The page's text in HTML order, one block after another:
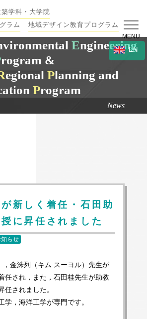
学科・大学院
ラム
地域デザイン教育プログラム
EN
MENU
Engineering
rogram &
egionalPlanning and
Program
News
新しく着任・石田助
に昇任されました
知らせ
，金洙列（キム スーヨル）先生が
任され，また，石田桂先生が助教
任されました。
学，海洋工学が専門です。